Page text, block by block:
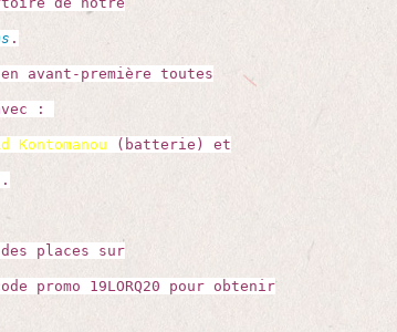
.
avant-première toutes
:
Kontomanou (batterie) et
places sur
promo 19LORQ20 pour obtenir